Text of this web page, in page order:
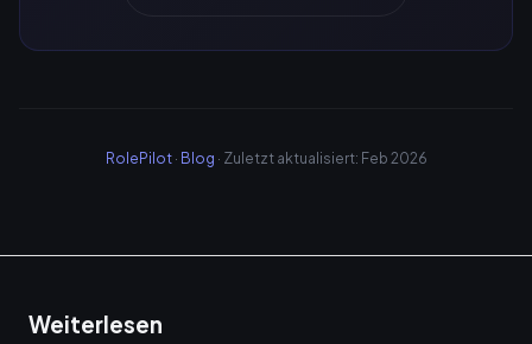
RolePilot· Blog · Zuletzt aktualisiert: Feb 2026
Weiterlesen